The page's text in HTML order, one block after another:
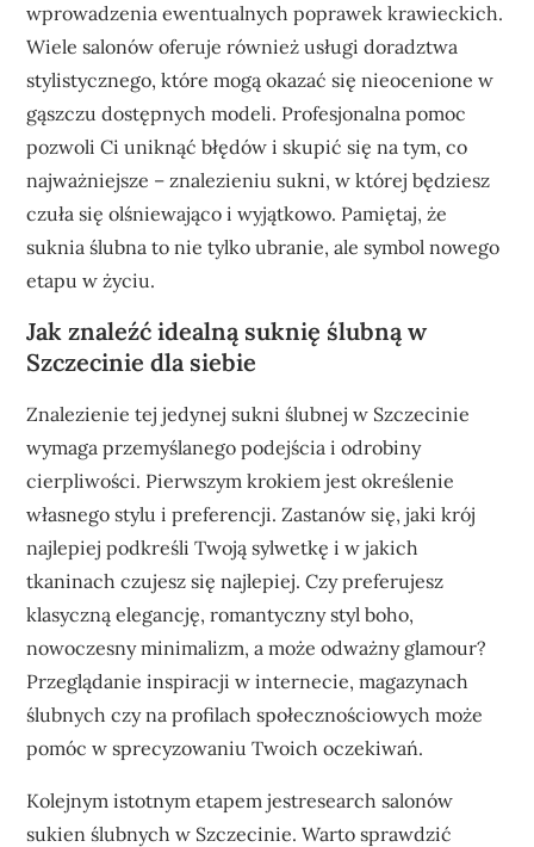
wprowadzenia ewentualnych poprawek krawieckich.
Wiele salonów oferuje również usługi doradztwa
stylistycznego, które mogą okazać się nieocenione w
gąszczu dostępnych modeli. Profesjonalna pomoc
pozwoli Ci uniknąć błędów i skupić się na tym, co
najważniejsze – znalezieniu sukni, w której będziesz
czuła się olśniewająco i wyjątkowo. Pamiętaj, że
suknia ślubna to nie tylko ubranie, ale symbol nowego
etapu w życiu.
Jak znaleźć idealną suknię ślubną w
Szczecinie dla siebie
Znalezienie tej jedynej sukni ślubnej w Szczecinie
wymaga przemyślanego podejścia i odrobiny
cierpliwości. Pierwszym krokiem jest określenie
własnego stylu i preferencji. Zastanów się, jaki krój
najlepiej podkreśli Twoją sylwetkę i w jakich
tkaninach czujesz się najlepiej. Czy preferujesz
klasyczną elegancję, romantyczny styl boho,
nowoczesny minimalizm, a może odważny glamour?
Przeglądanie inspiracji w internecie, magazynach
ślubnych czy na profilach społecznościowych może
pomóc w sprecyzowaniu Twoich oczekiwań.
Kolejnym istotnym etapem jestresearch salonów
sukien ślubnych w Szczecinie. Warto sprawdzić